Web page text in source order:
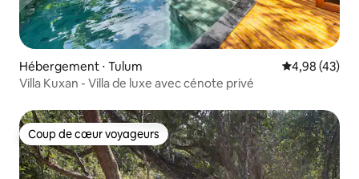
Hébergement ⋅ Tulum Évaluation
4,98 (43)
Villa Kuxan - Villa de luxe avec cénote privé
Coup de cœur voyageurs
Coup de cœur voyageurs